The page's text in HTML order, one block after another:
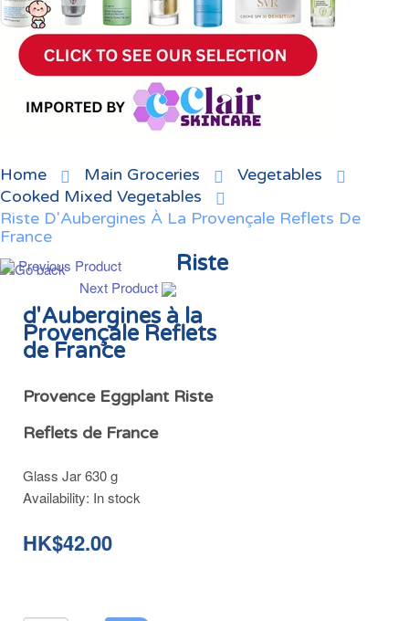
Home Main Groceries
Vegetables
Cooked Mixed Vegetables
Riste D'Aubergines À La Provençale Reflets De
France
Previous Product
Next Product
Riste
d'Aubergines à la
Provençale Reflets
de France
Provence Eggplant Riste
Reflets de France
Glass Jar 630 g
Availability: In stock
HK$42.00